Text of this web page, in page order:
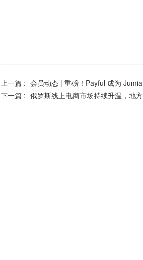
上一篇 : 会员动态 | 重磅！Payful 成为
下一篇 : 俄罗斯线上电商市场持续升温，地